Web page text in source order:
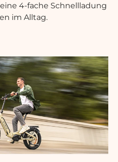
4-fache Schnellladung
im Alltag.